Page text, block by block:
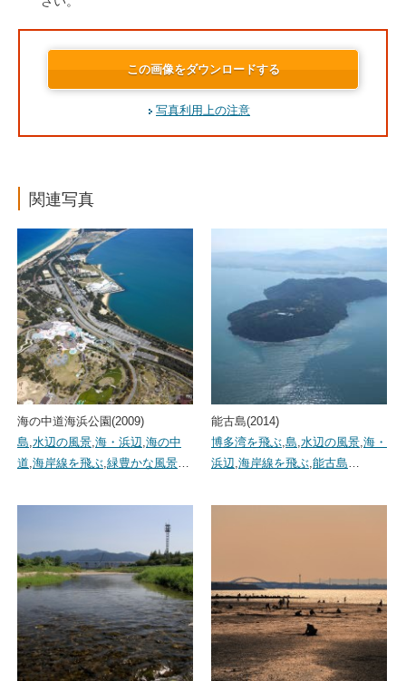
この画像をダウンロードする
写真利用上の注意
関連写真
海の中道海浜公園(2009)
島,水辺の風景,海・浜辺,海の中
道,海岸線を飛ぶ,緑豊かな風景…
能古島(2014)
博多湾を飛ぶ,島,水辺の風景,海・
浜辺,海岸線を飛ぶ,能古島…